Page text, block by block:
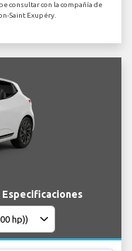
consultar con la compañía de
Saint Exupéry.
Especificaciones